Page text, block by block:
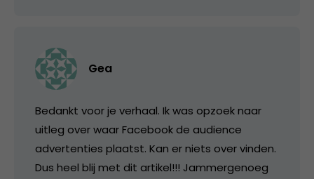
Gea
Bedankt voor je verhaal. Ik was opzoek naar
uitleg over waar Facebook de audience
advertenties plaatst. Kan er niets over vinden.
Dus heel blij met dit artikel!!! Jammergenoeg